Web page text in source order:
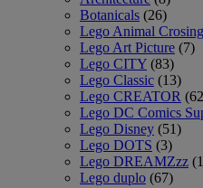
Botanicals (26)
Lego Animal Crosing
Lego Art Picture (7)
Lego CITY (83)
Lego Classic (13)
Lego CREATOR
Lego DC Comics
Lego Disney (51)
Lego DOTS (3)
Lego DREAMZzz
Lego duplo (67)